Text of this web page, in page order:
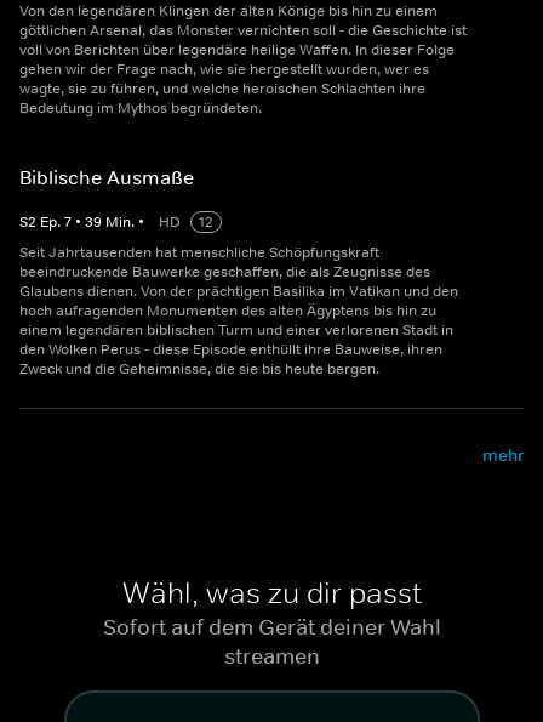
Von den legendären Klingen der alten Könige bis hin zu einem
göttlichen Arsenal, das Monster vernichten soll - die Geschichte ist
voll von Berichten über legendäre heilige Waffen. In dieser Folge
gehen wir der Frage nach, wie sie hergestellt wurden, wer es
wagte, sie zu führen, und welche heroischen Schlachten ihre
Bedeutung im Mythos begründeten.
Biblische Ausmaße
S2 Ep.7 • 39 Min. • HD
12
Seit Jahrtausenden hat menschliche Schöpfungskraft
beeindruckende Bauwerke geschaffen, die als Zeugnisse des
Glaubens dienen. Von der prächtigen Basilika im Vatikan und den
hoch aufragenden Monumenten des alten Ägyptens bis hin zu
einem legendären biblischen Turm und einer verlorenen Stadt in
den Wolken Perus - diese Episode enthüllt ihre Bauweise, ihren
Zweck und die Geheimnisse, die sie bis heute bergen.
mehr
Wähl, was zu dir passt
Sofort auf dem Gerät deiner Wahl
streamen